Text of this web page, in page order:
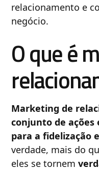
relacionamento e
negócio.
O que é
Marketing de
conjunto de
para a fidelização
verdade, mais do
eles se tornem